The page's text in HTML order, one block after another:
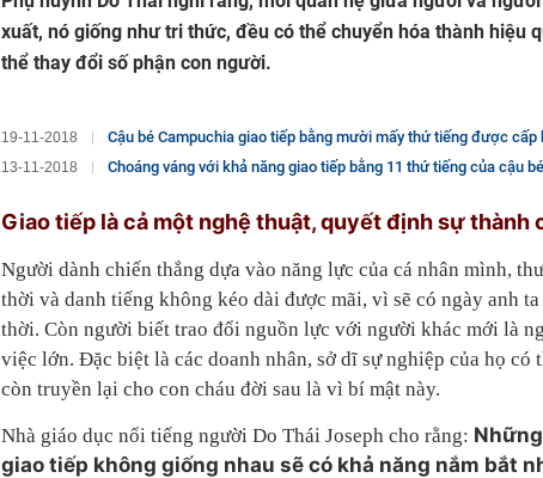
xuất, nó giống như tri thức, đều có thể chuyển hóa thành hiệu
thể thay đổi số phận con người.
19-11-2018 Cậu bé Campuchia giao tiếp bằng mười mấy thứ tiếng được cấp học bổng chính phủ, trở
13-11-2018 Choáng váng với khả năng giao tiếp bằng 11 thứ tiếng của cậu
Giao tiếp là cả một nghệ thuật, quyết định sự thành
Người dành chiến thắng dựa vào năng lực của cá nhân mình,
thời và danh tiếng không kéo dài được mãi, vì sẽ có ngày anh
thời. Còn người biết trao đổi nguồn lực với người khác mới là
việc lớn. Đặc biệt là các doanh nhân, sở dĩ sự nghiệp của họ có
còn truyền lại cho con cháu đời sau là vì bí mật này.
Nhà giáo dục nổi tiếng người Do Thái Joseph cho rằng:
giao tiếp không giống nhau sẽ có khả năng nắm bắt